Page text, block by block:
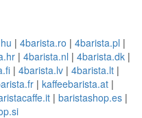
| 4barista.ro | 4barista.pl |
| 4barista.nl | 4barista.dk|
| 4barista.lv | 4barista.lt |
| kaffeebarista.at|
| baristashop.es|